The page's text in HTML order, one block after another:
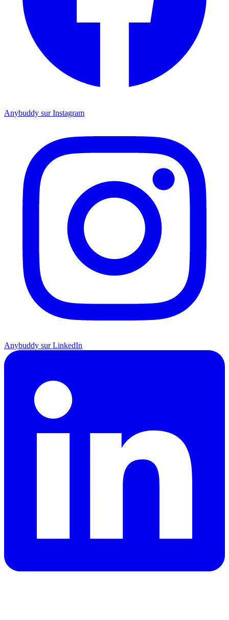
Anybuddy sur Instagram
Anybuddy sur LinkedIn